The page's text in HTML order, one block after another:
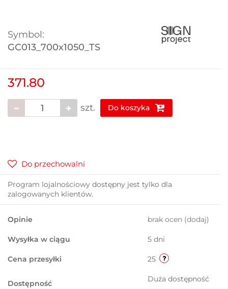
Symbol:
GC013_700x1050_TS
371.80
szt. Do koszyka
Do przechowalni
Program lojalnościowy dostępny jest tylko dla
zalogowanych klientów.
Opinie brak ocen (dodaj)
Wysyłka w ciągu 5 dni
Cena przesyłki 25
Dostępność Duża dostępność